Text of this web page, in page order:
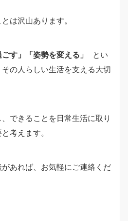
は沢山あります。
ごす」「姿勢を変える」 とい
の人らしい生活を支える大切
できることを日常生活に取り
考えます。
あれば、お気軽にご連絡くだ